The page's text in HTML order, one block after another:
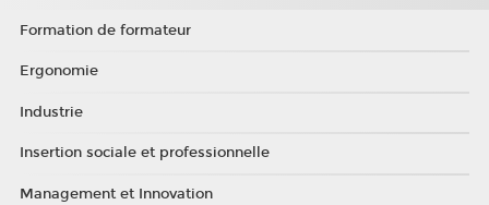
Formation de formateur
Ergonomie
Industrie
Insertion sociale et professionnelle
Management et Innovation